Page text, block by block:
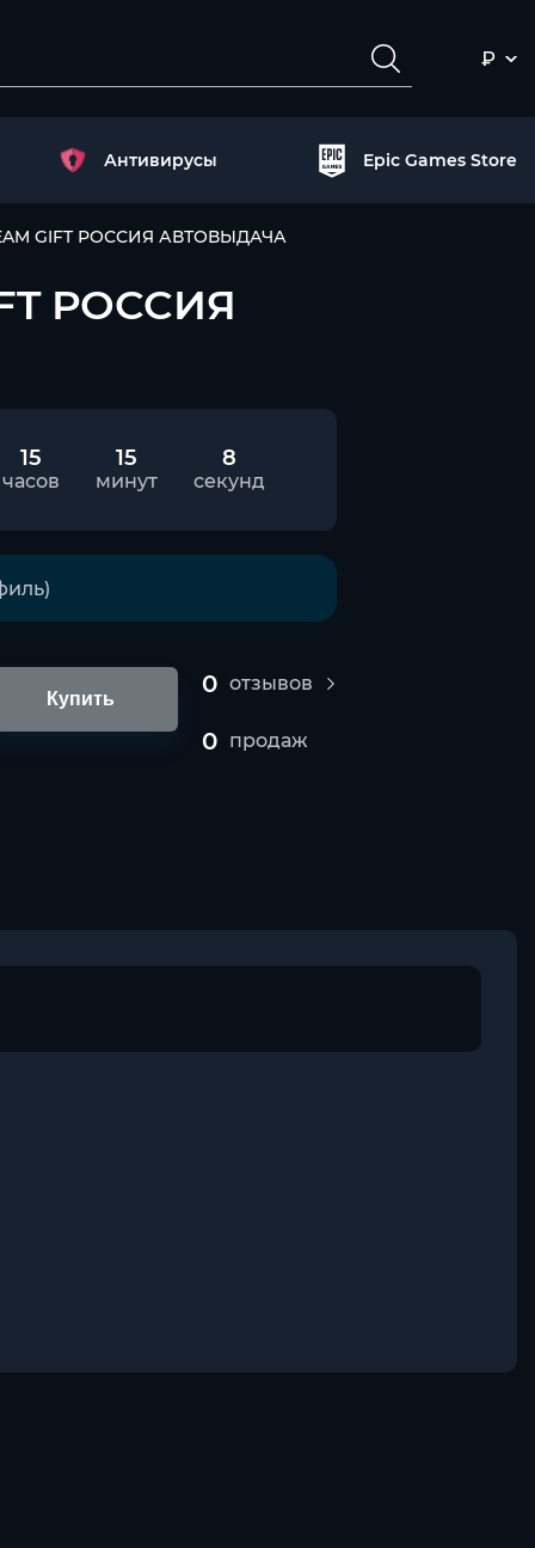
₽
Антивирусы Epic Games Store
GIFT РОССИЯ АВТОВЫДАЧА
РОССИЯ
15
часов
15
минут
7
секунд
Купить
0 отзывов
0 продаж